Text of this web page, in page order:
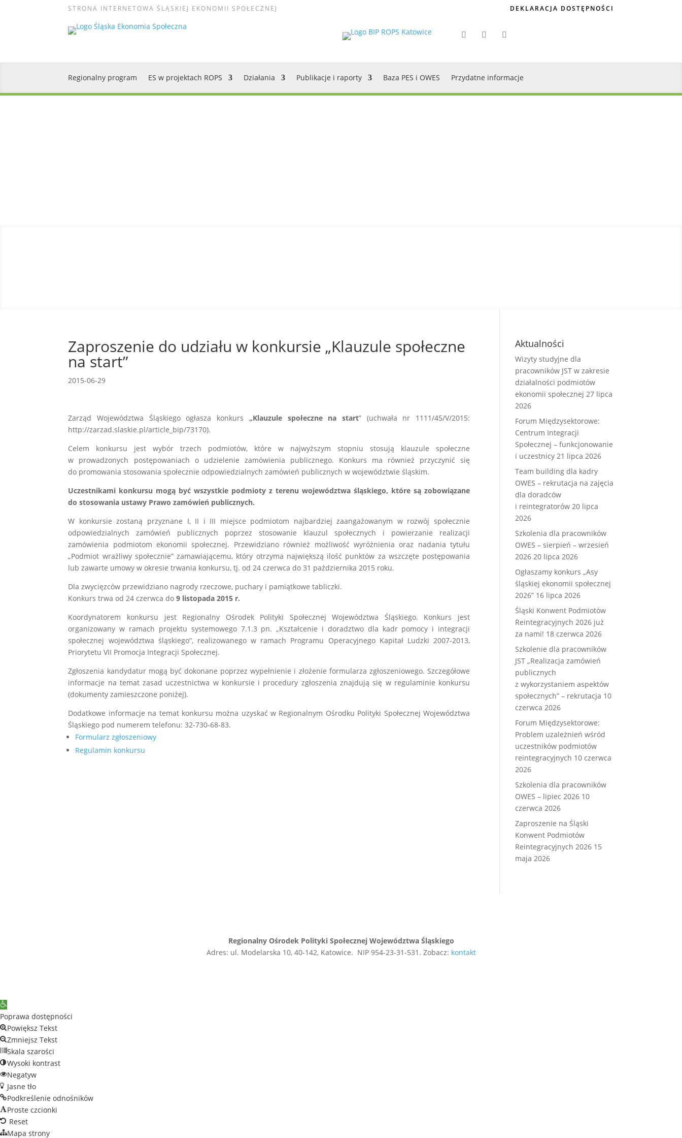
STRONA INTERNETOWA ŚLĄSKIEJ EKONOMII SPOŁECZNEJ DEKLARACJA DOSTĘPNOŚCI
Regionalny program ES w projektach ROPS Działania Publikacje i raporty Baza PES i OWES Przydatne informacje
Zaproszenie do udziału w konkursie „Klauzule społeczne
na start”
2015-06-29
Zarząd Województwa Śląskiego ogłasza konkurs „Klauzule społeczne na start” (uchwała nr 1111/45/V/2015:
http://zarzad.slaskie.pl/article_bip/73170).
Celem konkursu jest wybór trzech podmiotów, które w najwyższym stopniu stosują klauzule społeczne
w prowadzonych postępowaniach o udzielenie zamówienia publicznego. Konkurs ma również przyczynić się
do promowania stosowania społecznie odpowiedzialnych zamówień publicznych w województwie śląskim.
Uczestnikami konkursu mogą być wszystkie podmioty z terenu województwa śląskiego, które są zobowiązane
do stosowania ustawy Prawo zamówień publicznych.
W konkursie zostaną przyznane I, II i III miejsce podmiotom najbardziej zaangażowanym w rozwój społecznie
odpowiedzialnych zamówień publicznych poprzez stosowanie klauzul społecznych i powierzanie realizacji
zamówienia podmiotom ekonomii społecznej. Przewidziano również możliwość wyróżnienia oraz nadania tytułu
„Podmiot wrażliwy społecznie” zamawiającemu, który otrzyma największą ilość punktów za wszczęte postępowania
lub zawarte umowy w okresie trwania konkursu, tj. od 24 czerwca do 31 października 2015 roku.
Dla zwycięzców przewidziano nagrody rzeczowe, puchary i pamiątkowe tabliczki.
Konkurs trwa od 24 czerwca do9 listopada 2015 r.
Koordynatorem konkursu jest Regionalny Ośrodek Polityki Społecznej Województwa Śląskiego. Konkurs jest
organizowany w ramach projektu systemowego 7.1.3 pn. „Kształcenie i doradztwo dla kadr pomocy i integracji
społecznej województwa śląskiego”, realizowanego w ramach Programu Operacyjnego Kapitał Ludzki 2007-2013,
Priorytetu VII Promocja Integracji Społecznej.
Zgłoszenia kandydatur mogą być dokonane poprzez wypełnienie i złożenie formularza zgłoszeniowego. Szczegółowe
informacje na temat zasad uczestnictwa w konkursie i procedury zgłoszenia znajdują się w regulaminie konkursu
(dokumenty zamieszczone poniżej).
Dodatkowe informacje na temat konkursu można uzyskać w Regionalnym Ośrodku Polityki Społecznej Województwa
Śląskiego pod numerem telefonu: 32-730-68-83.
Formularz zgłoszeniowy
Regulamin konkursu
Aktualności
Wizyty studyjne dla
pracowników JST w zakresie
działalności podmiotów
ekonomii społecznej 27 lipca
2026
Forum Międzysektorowe:
Centrum Integracji
Społecznej – funkcjonowanie
i uczestnicy 21 lipca 2026
Team building dla kadry
OWES – rekrutacja na zajęcia
dla doradców
i reintegratorów 20 lipca
2026
Szkolenia dla pracowników
OWES – sierpień – wrzesień
2026 20 lipca 2026
Ogłaszamy konkurs „Asy
śląskiej ekonomii społecznej
2026” 16 lipca 2026
Śląski Konwent Podmiotów
Reintegracyjnych 2026 już
za nami! 18 czerwca 2026
Szkolenie dla pracowników
JST „Realizacja zamówień
publicznych
z wykorzystaniem aspektów
społecznych” – rekrutacja 10
czerwca 2026
Forum Międzysektorowe:
Problem uzależnień wśród
uczestników podmiotów
reintegracyjnych 10 czerwca
2026
Szkolenia dla pracowników
OWES – lipiec 2026 10
czerwca 2026
Zaproszenie na Śląski
Konwent Podmiotów
Reintegracyjnych 2026 15
maja 2026
Regionalny Ośrodek Polityki Społecznej Województwa Śląskiego
Adres: ul. Modelarska 10, 40-142, Katowice. NIP 954-23-31-531. Zobacz: kontakt
Open
toolbar
Poprawa dostępności
Powiększ Tekst
Zmniejsz Tekst
Skala szarości
Wysoki kontrast
Negatyw
Jasne tło
Podkreślenie odnośników
Proste czcionki
Reset
Mapa strony